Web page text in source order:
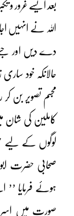
بعد ایسے غرور و
اللہ نے انہیں
دے دیں اور
حالانکہ خود
مجسم تصویر بن
کاملین کی شان
لوگوں کے لیے
صحابی حضرت
ہوئے فرمایا
صورت میں